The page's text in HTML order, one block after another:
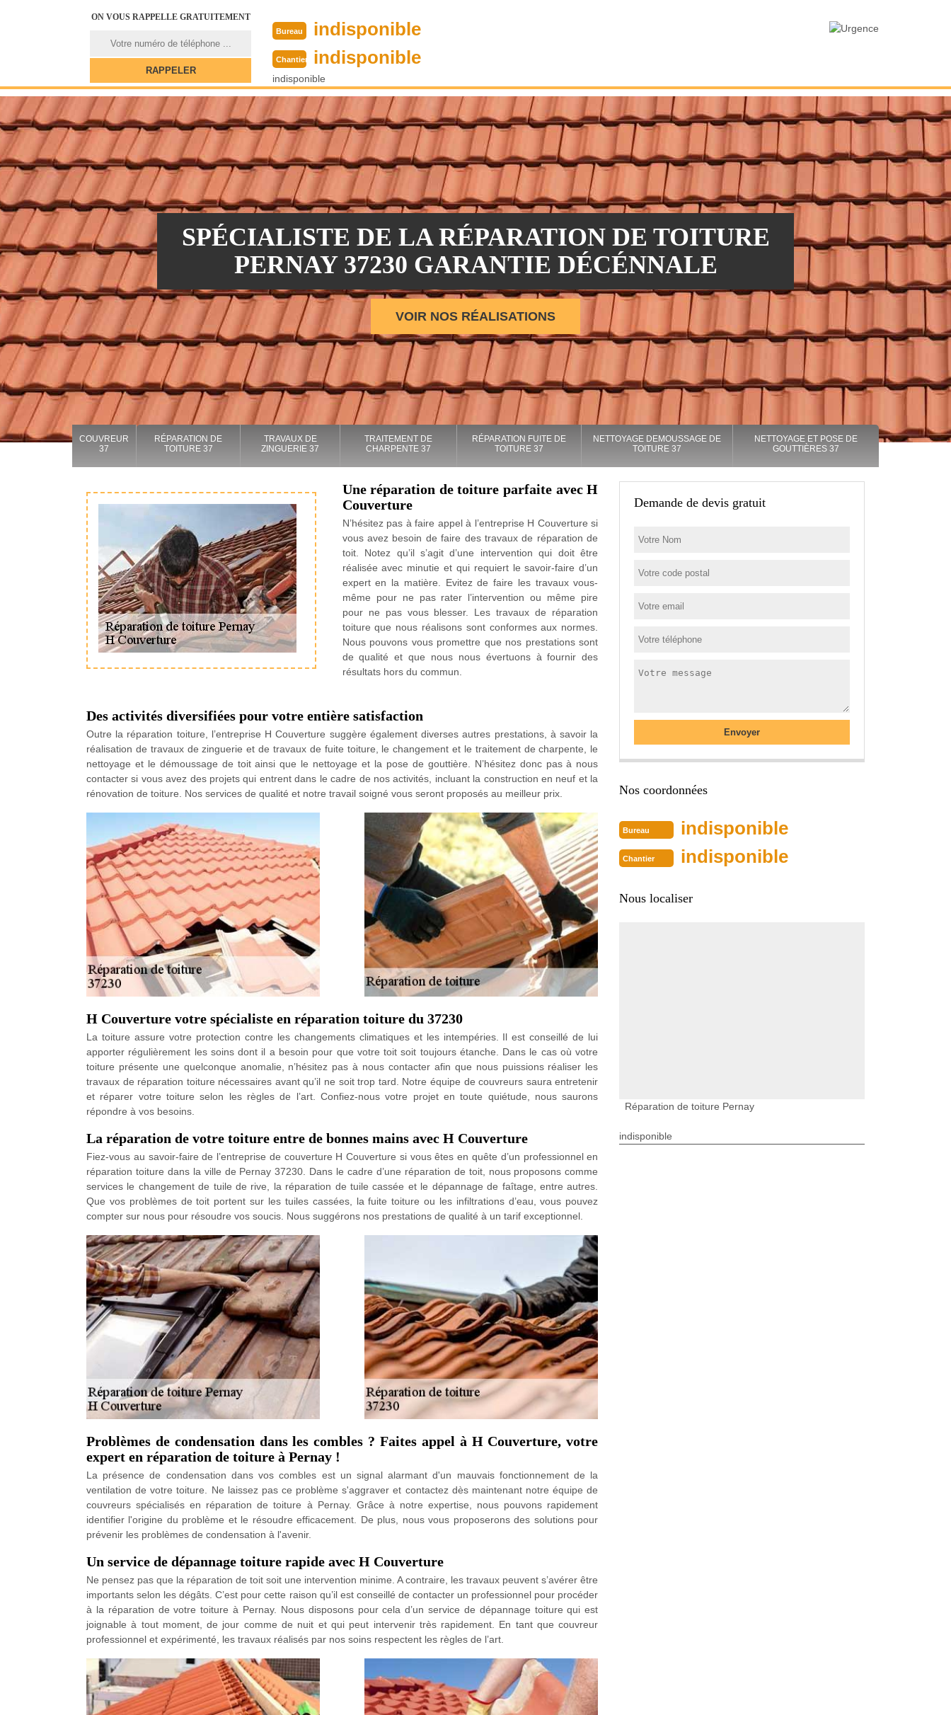
ON VOUS RAPPELLE GRATUITEMENT
Bureau indisponible
Chantier indisponible
indisponible
SPÉCIALISTE DE LA RÉPARATION DE TOITURE
PERNAY 37230 GARANTIE DÉCÉNNALE
VOIR NOS RÉALISATIONS
COUVREUR
37
RÉPARATION DE
TOITURE 37
TRAVAUX DE
ZINGUERIE 37
TRAITEMENT DE
CHARPENTE 37
RÉPARATION FUITE DE
TOITURE 37
NETTOYAGE DEMOUSSAGE DE
TOITURE 37
NETTOYAGE ET POSE DE
GOUTTIÈRES 37
Une réparation de toiture parfaite avec H
Couverture
N’hésitez pas à faire appel à l’entreprise H Couverture si
vous avez besoin de faire des travaux de réparation de
toit. Notez qu’il s’agit d’une intervention qui doit être
réalisée avec minutie et qui requiert le savoir-faire d’un
expert en la matière. Evitez de faire les travaux vous-
même pour ne pas rater l’intervention ou même pire
pour ne pas vous blesser. Les travaux de réparation
toiture que nous réalisons sont conformes aux normes.
Nous pouvons vous promettre que nos prestations sont
de qualité et que nous nous évertuons à fournir des
résultats hors du commun.
Des activités diversifiées pour votre entière satisfaction
Outre la réparation toiture, l’entreprise H Couverture suggère également diverses autres prestations, à savoir la
réalisation de travaux de zinguerie et de travaux de fuite toiture, le changement et le traitement de charpente, le
nettoyage et le démoussage de toit ainsi que le nettoyage et la pose de gouttière. N’hésitez donc pas à nous
contacter si vous avez des projets qui entrent dans le cadre de nos activités, incluant la construction en neuf et la
rénovation de toiture. Nos services de qualité et notre travail soigné vous seront proposés au meilleur prix.
H Couverture votre spécialiste en réparation toiture du 37230
La toiture assure votre protection contre les changements climatiques et les intempéries. Il est conseillé de lui
apporter régulièrement les soins dont il a besoin pour que votre toit soit toujours étanche. Dans le cas où votre
toiture présente une quelconque anomalie, n’hésitez pas à nous contacter afin que nous puissions réaliser les
travaux de réparation toiture nécessaires avant qu’il ne soit trop tard. Notre équipe de couvreurs saura entretenir
et réparer votre toiture selon les règles de l’art. Confiez-nous votre projet en toute quiétude, nous saurons
répondre à vos besoins.
La réparation de votre toiture entre de bonnes mains avec H Couverture
Fiez-vous au savoir-faire de l’entreprise de couverture H Couverture si vous êtes en quête d’un professionnel en
réparation toiture dans la ville de Pernay 37230. Dans le cadre d’une réparation de toit, nous proposons comme
services le changement de tuile de rive, la réparation de tuile cassée et le dépannage de faîtage, entre autres.
Que vos problèmes de toit portent sur les tuiles cassées, la fuite toiture ou les infiltrations d’eau, vous pouvez
compter sur nous pour résoudre vos soucis. Nous suggérons nos prestations de qualité à un tarif exceptionnel.
Problèmes de condensation dans les combles ? Faites appel à H Couverture, votre
expert en réparation de toiture à Pernay !
La présence de condensation dans vos combles est un signal alarmant d'un mauvais fonctionnement de la
ventilation de votre toiture. Ne laissez pas ce problème s'aggraver et contactez dès maintenant notre équipe de
couvreurs spécialisés en réparation de toiture à Pernay. Grâce à notre expertise, nous pouvons rapidement
identifier l'origine du problème et le résoudre efficacement. De plus, nous vous proposerons des solutions pour
prévenir les problèmes de condensation à l'avenir.
Un service de dépannage toiture rapide avec H Couverture
Ne pensez pas que la réparation de toit soit une intervention minime. A contraire, les travaux peuvent s’avérer être
importants selon les dégâts. C’est pour cette raison qu’il est conseillé de contacter un professionnel pour procéder
à la réparation de votre toiture à Pernay. Nous disposons pour cela d’un service de dépannage toiture qui est
joignable à tout moment, de jour comme de nuit et qui peut intervenir très rapidement. En tant que couvreur
professionnel et expérimenté, les travaux réalisés par nos soins respectent les règles de l’art.
Demande de devis gratuit
Nos coordonnées
Bureau indisponible
Chantier indisponible
Nous localiser
Réparation de toiture Pernay
indisponible